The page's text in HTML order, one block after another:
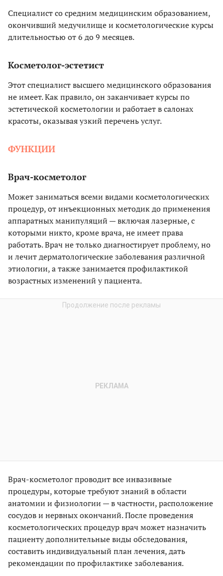
Специалист со средним медицинским образованием,
окончивший медучилище и косметологические курсы
длительностью от 6 до 9 месяцев.
Косметолог-эстетист
Этот специалист высшего медицинского образования
не имеет. Как правило, он заканчивает курсы по
эстетической косметологии и работает в салонах
красоты, оказывая узкий перечень услуг.
ФУНКЦИИ
Врач-косметолог
Может заниматься всеми видами косметологических
процедур, от инъекционных методик до применения
аппаратных манипуляций — включая лазерные, с
которыми никто, кроме врача, не имеет права
работать. Врач не только диагностирует проблему, но
и лечит дерматологические заболевания различной
этиологии, а также занимается профилактикой
возрастных изменений у пациента.
Врач-косметолог проводит все инвазивные
процедуры, которые требуют знаний в области
анатомии и физиологии — в частности, расположение
сосудов и нервных окончаний. После проведения
косметологических процедур врач может назначить
пациенту дополнительные виды обследования,
составить индивидуальный план лечения, дать
рекомендации по профилактике заболевания.